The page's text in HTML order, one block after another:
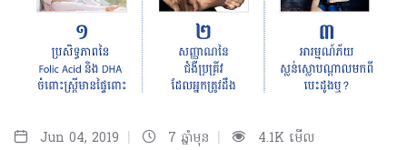
Jun 04, 2019 | 7 ឆ្នាំមុន | 4.1K មើល